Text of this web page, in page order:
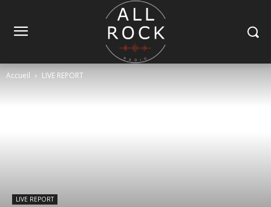
Accueil LIVE REPORT
LIVE REPORT